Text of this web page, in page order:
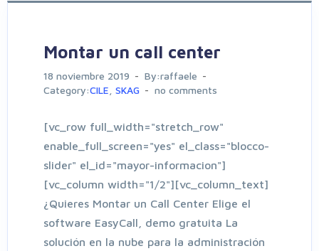
Montar un call center
18 noviembre 2019
By:raffaele
Category:CILE SKAG no comments
[vc_row full_width="stretch_row"
enable_full_screen="yes" el_class="blocco-
slider" el_id="mayor-informacion"]
[vc_column width="1/2"][vc_column_text]
¿Quieres Montar un Call Center Elige el
software EasyCall, demo gratuita La
solución en la nube para la administración